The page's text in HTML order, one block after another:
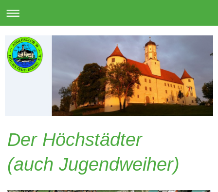
Der Höchstädter
(auch Jugendweiher)